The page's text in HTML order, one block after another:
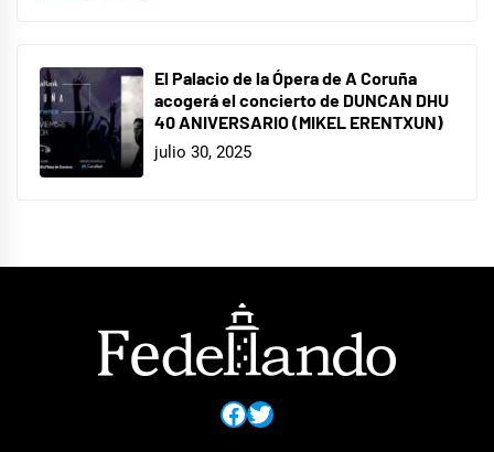
El Palacio de la Ópera de A Coruña
acogerá el concierto de DUNCAN DHU
40 ANIVERSARIO (MIKEL ERENTXUN)
julio 30, 2025
Facebook
Twitter